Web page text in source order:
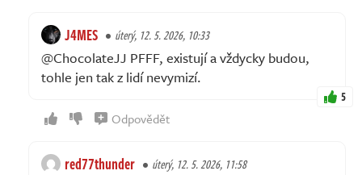
J4MES úterý, 12. 5. 2026, 10:33
@ChocolateJJ PFFF, existují a vždycky budou,
tohle jen tak z lidí nevymizí.
5
Odpovědět
red77thunder úterý, 12. 5. 2026, 11:58